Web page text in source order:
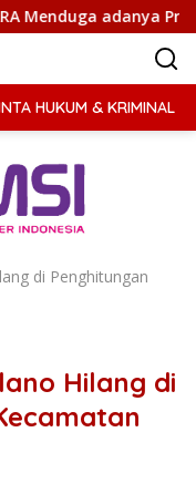
Praktik Nepotisme
HUKUM & KRIMINAL
di Penghitungan
Hilang di